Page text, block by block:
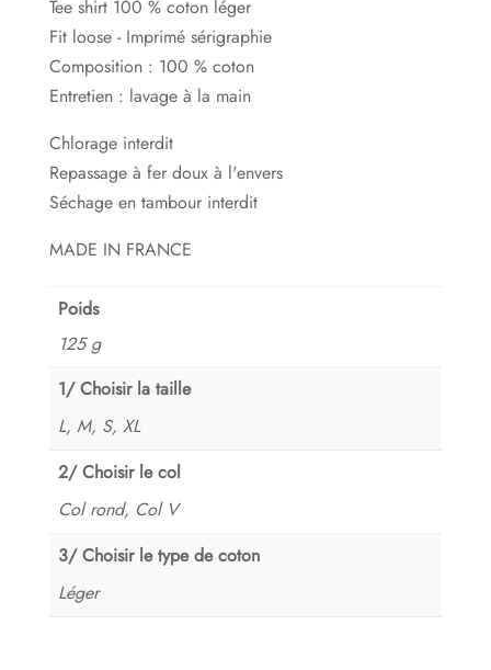
Tee shirt 100 % coton léger
Fit loose - Imprimé sérigraphie
Composition : 100 % coton
Entretien : lavage à la main
Chlorage interdit
Repassage à fer doux à l'envers
Séchage en tambour interdit
MADE IN FRANCE
Poids
125 g
1/ Choisir la taille
L, M, S, XL
2/ Choisir le col
Col rond, Col V
3/ Choisir le type de coton
Léger